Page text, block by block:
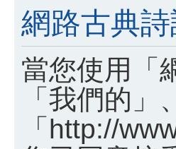
網路古典
當您使用「
「我們的
「http://